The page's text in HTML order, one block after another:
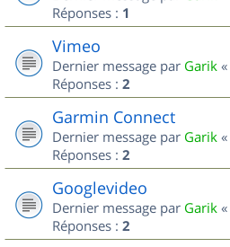
Réponses : 1
Vimeo
Dernier message par Garik «
Réponses : 2
Garmin Connect
Dernier message par Garik «
Réponses : 2
Googlevideo
Dernier message par Garik «
Réponses : 2